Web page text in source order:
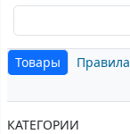
Товары Правила
КАТЕГОРИИ